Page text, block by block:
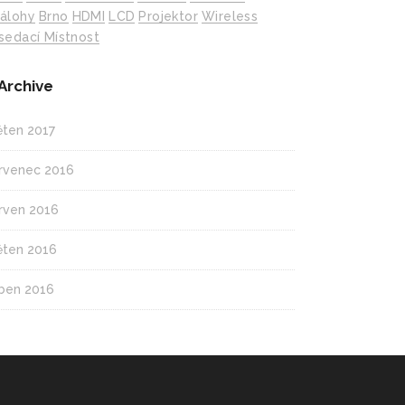
Brno HDMI LCD Projektor Wireless
Místnost
2017
2016
2016
2016
2016